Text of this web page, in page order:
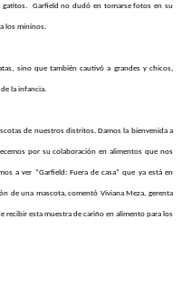
gatitos Garfield no dudó en tomarse fotos en su
los mininos.
sino que también cautivó a grandes y chicos,
la infancia.
de nuestros distritos. Damos la bienvenida a
por su colaboración en alimentos que nos
a ver “Garfield: Fuera de casa” que ya está en
de una mascota, comentó Viviana Meza, gerenta
recibir esta muestra de cariño en alimento para los